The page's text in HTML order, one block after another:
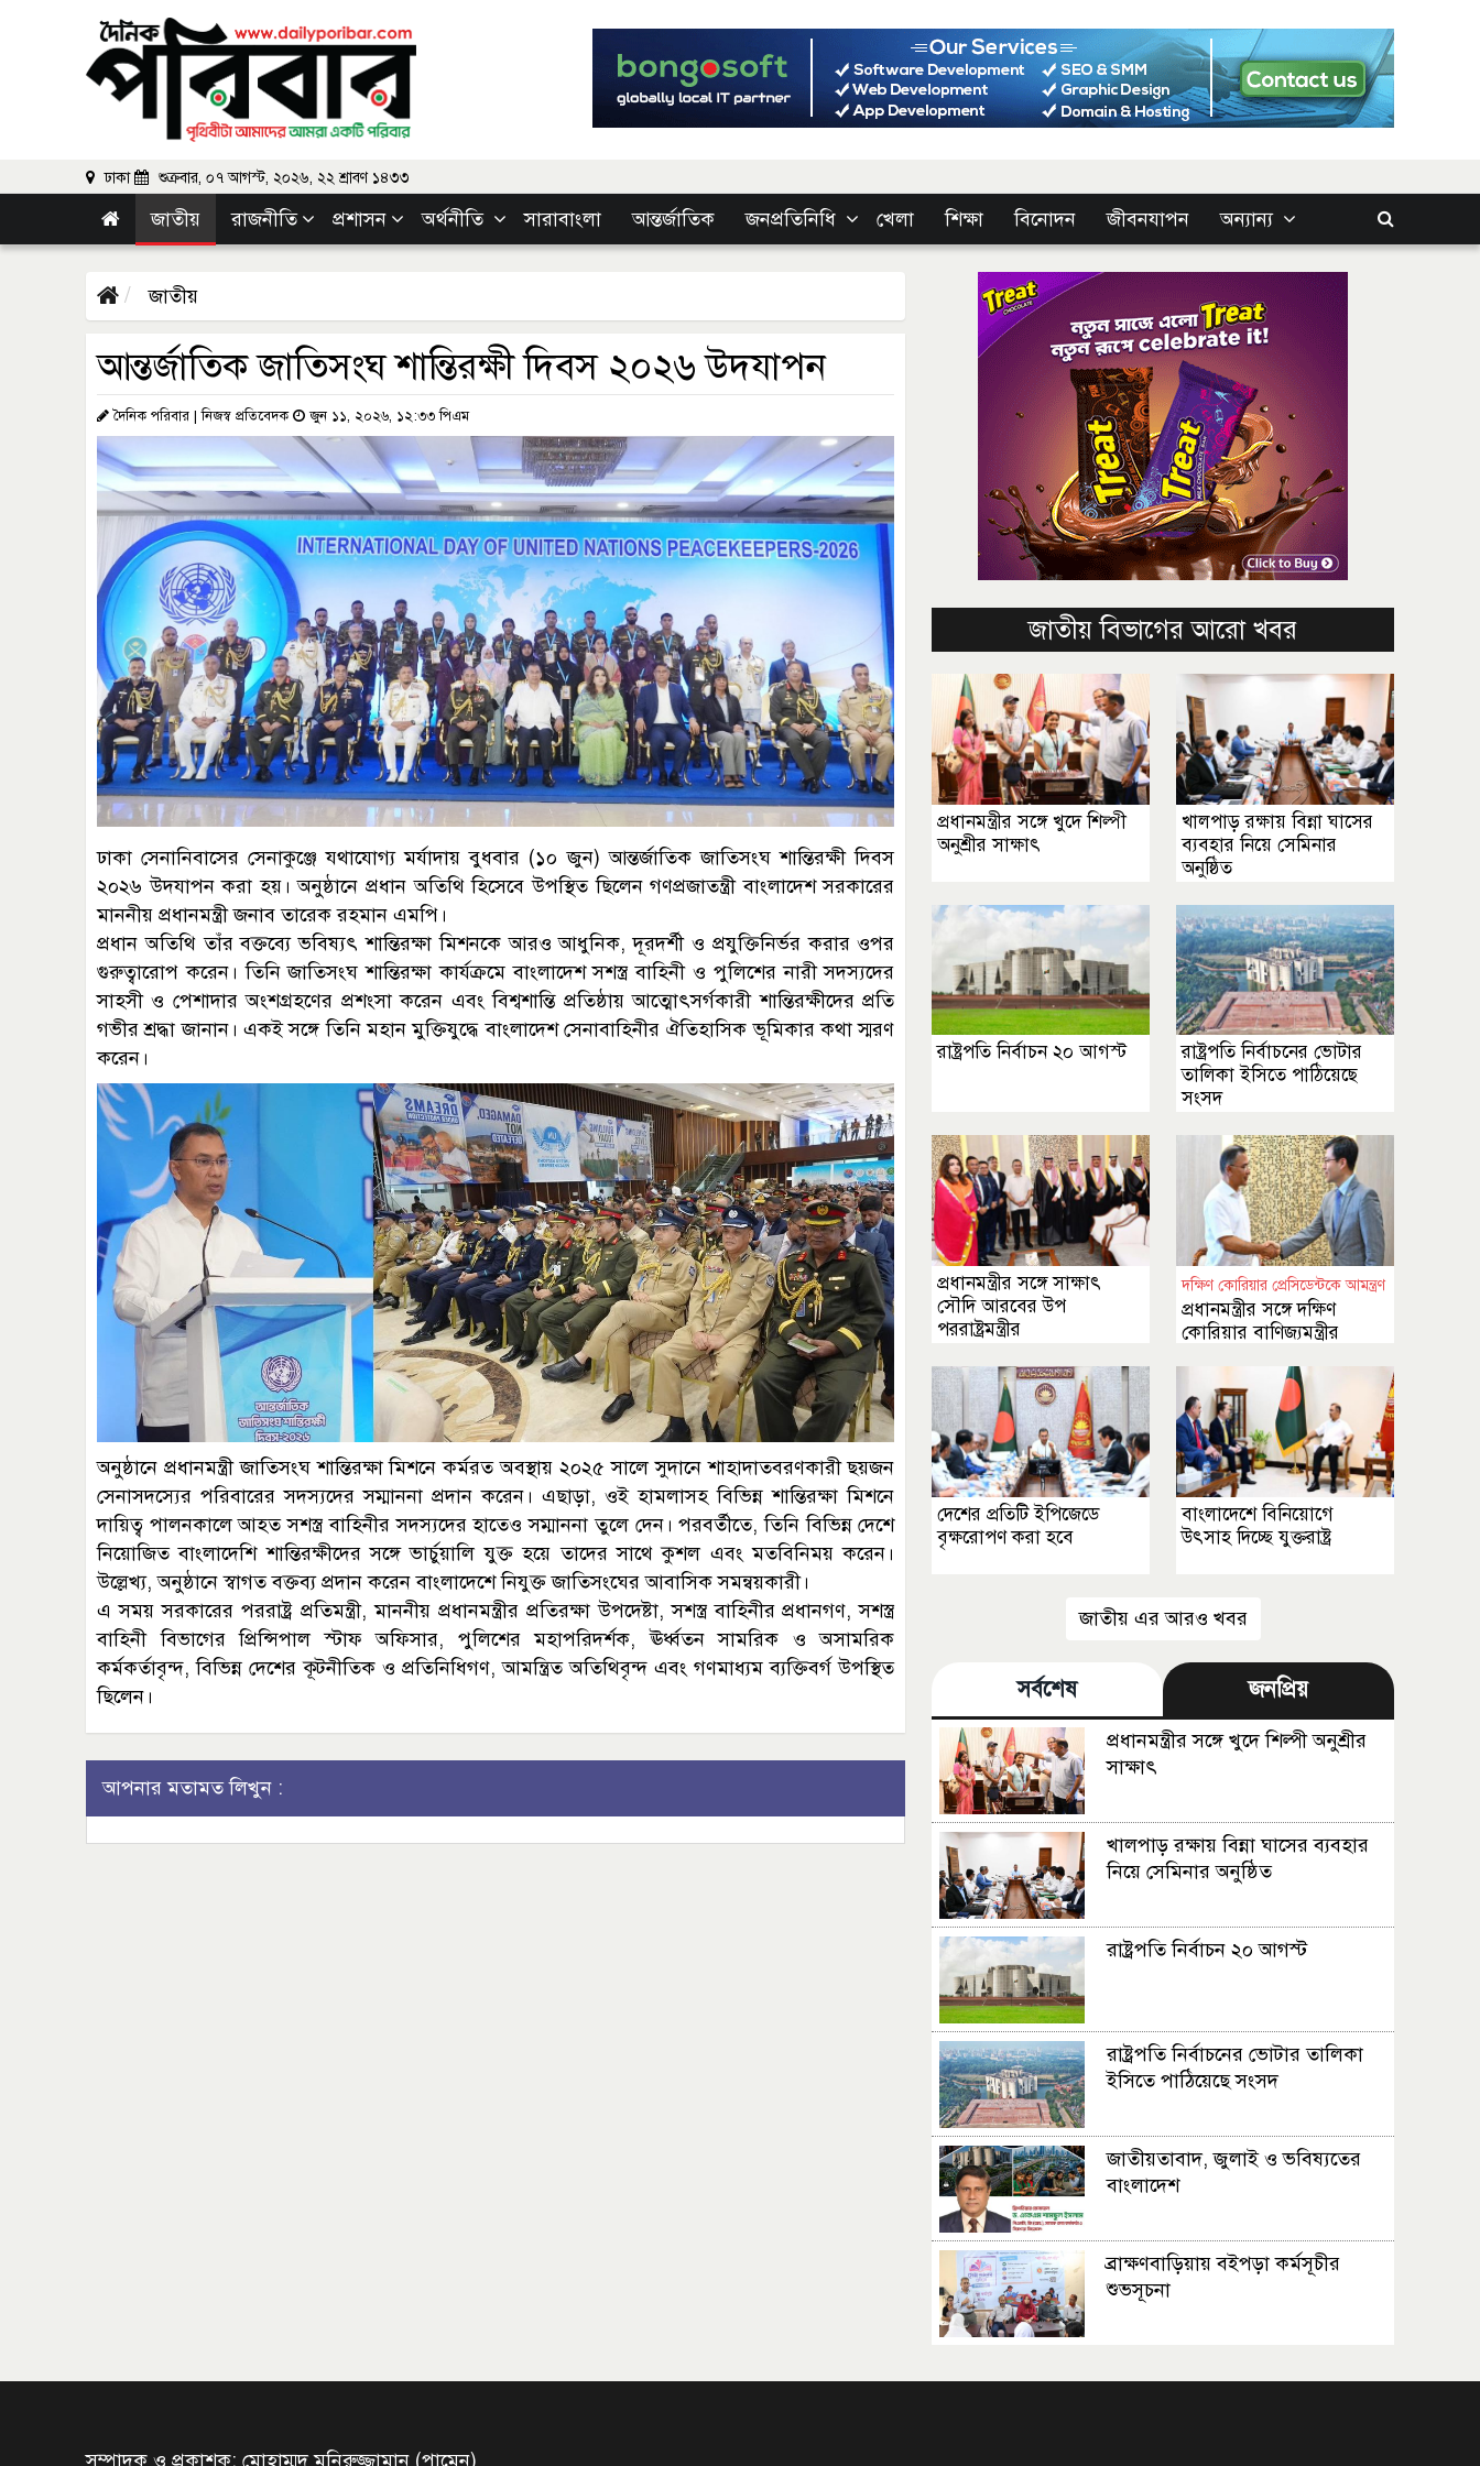
ঢাকা শুক্রবার, ০৭ আগস্ট, ২০২৬, ২২ শ্রাবণ ১৪৩৩
জাতীয় রাজনীতি প্রশাসন অর্থনীতি সারাবাংলা আন্তর্জাতিক জনপ্রতিনিধি খেলা শিক্ষা বিনোদন জীবনযাপন অন্যান্য
জাতীয়
আন্তর্জাতিক জাতিসংঘ শান্তিরক্ষী দিবস ২০২৬ উদযাপন
দৈনিক পরিবার | নিজস্ব প্রতিবেদক জুন ১১, ২০২৬, ১২:৩৩ পিএম
ঢাকা সেনানিবাসের সেনাকুঞ্জে যথাযোগ্য মর্যাদায় বুধবার (১০ জুন) আন্তর্জাতিক জাতিসংঘ শান্তিরক্ষী দিবস
২০২৬ উদযাপন করা হয়। অনুষ্ঠানে প্রধান অতিথি হিসেবে উপস্থিত ছিলেন গণপ্রজাতন্ত্রী বাংলাদেশ সরকারের
মাননীয় প্রধানমন্ত্রী জনাব তারেক রহমান এমপি।
প্রধান অতিথি তাঁর বক্তব্যে ভবিষ্যৎ শান্তিরক্ষা মিশনকে আরও আধুনিক, দূরদর্শী ও প্রযুক্তিনির্ভর করার ওপর
গুরুত্বারোপ করেন। তিনি জাতিসংঘ শান্তিরক্ষা কার্যক্রমে বাংলাদেশ সশস্ত্র বাহিনী ও পুলিশের নারী সদস্যদের
সাহসী ও পেশাদার অংশগ্রহণের প্রশংসা করেন এবং বিশ্বশান্তি প্রতিষ্ঠায় আত্মোৎসর্গকারী শান্তিরক্ষীদের প্রতি
গভীর শ্রদ্ধা জানান। একই সঙ্গে তিনি মহান মুক্তিযুদ্ধে বাংলাদেশ সেনাবাহিনীর ঐতিহাসিক ভূমিকার কথা স্মরণ
করেন।
অনুষ্ঠানে প্রধানমন্ত্রী জাতিসংঘ শান্তিরক্ষা মিশনে কর্মরত অবস্থায় ২০২৫ সালে সুদানে শাহাদাতবরণকারী ছয়জন
সেনাসদস্যের পরিবারের সদস্যদের সম্মাননা প্রদান করেন। এছাড়া, ওই হামলাসহ বিভিন্ন শান্তিরক্ষা মিশনে
দায়িত্ব পালনকালে আহত সশস্ত্র বাহিনীর সদস্যদের হাতেও সম্মাননা তুলে দেন। পরবর্তীতে, তিনি বিভিন্ন দেশে
নিয়োজিত বাংলাদেশি শান্তিরক্ষীদের সঙ্গে ভার্চুয়ালি যুক্ত হয়ে তাদের সাথে কুশল এবং মতবিনিময় করেন।
উল্লেখ্য, অনুষ্ঠানে স্বাগত বক্তব্য প্রদান করেন বাংলাদেশে নিযুক্ত জাতিসংঘের আবাসিক সমন্বয়কারী।
এ সময় সরকারের পররাষ্ট্র প্রতিমন্ত্রী, মাননীয় প্রধানমন্ত্রীর প্রতিরক্ষা উপদেষ্টা, সশস্ত্র বাহিনীর প্রধানগণ, সশস্ত্র
বাহিনী বিভাগের প্রিন্সিপাল স্টাফ অফিসার, পুলিশের মহাপরিদর্শক, ঊর্ধ্বতন সামরিক ও অসামরিক
কর্মকর্তাবৃন্দ, বিভিন্ন দেশের কূটনীতিক ও প্রতিনিধিগণ, আমন্ত্রিত অতিথিবৃন্দ এবং গণমাধ্যম ব্যক্তিবর্গ উপস্থিত
ছিলেন।
আপনার মতামত লিখুন :
জাতীয় বিভাগের আরো খবর
প্রধানমন্ত্রীর সঙ্গে খুদে শিল্পী
অনুশ্রীর সাক্ষাৎ
খালপাড় রক্ষায় বিন্না ঘাসের
ব্যবহার নিয়ে সেমিনার
অনুষ্ঠিত
রাষ্ট্রপতি নির্বাচন ২০ আগস্ট
রাষ্ট্রপতি নির্বাচনের ভোটার
তালিকা ইসিতে পাঠিয়েছে
সংসদ
প্রধানমন্ত্রীর সঙ্গে সাক্ষাৎ
সৌদি আরবের উপ
পররাষ্ট্রমন্ত্রীর
দক্ষিণ কোরিয়ার প্রেসিডেন্টকে আমন্ত্রণ
প্রধানমন্ত্রীর সঙ্গে দক্ষিণ
কোরিয়ার বাণিজ্যমন্ত্রীর
দেশের প্রতিটি ইপিজেডে
বৃক্ষরোপণ করা হবে
বাংলাদেশে বিনিয়োগে
উৎসাহ দিচ্ছে যুক্তরাষ্ট্র
জাতীয় এর আরও খবর
সর্বশেষ জনপ্রিয়
প্রধানমন্ত্রীর সঙ্গে খুদে শিল্পী অনুশ্রীর
সাক্ষাৎ
খালপাড় রক্ষায় বিন্না ঘাসের ব্যবহার
নিয়ে সেমিনার অনুষ্ঠিত
রাষ্ট্রপতি নির্বাচন ২০ আগস্ট
রাষ্ট্রপতি নির্বাচনের ভোটার তালিকা
ইসিতে পাঠিয়েছে সংসদ
জাতীয়তাবাদ, জুলাই ও ভবিষ্যতের
বাংলাদেশ
ব্রাক্ষণবাড়িয়ায় বইপড়া কর্মসূচীর
শুভসূচনা
সম্পাদক ও প্রকাশক: মোহাম্মদ মনিরুজ্জামান (পামেন)